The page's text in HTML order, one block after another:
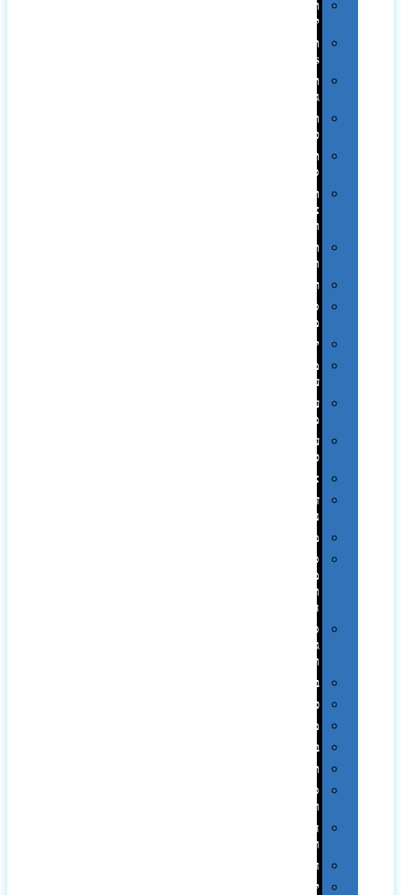
תיקים
לכנסים
תיקי
Swiss
תיקי
תיקי
טיולים
תיקי
ספורט
תיקי
ומכתביות
תערוכות
וכנסים
רמקולים
סוכריות
ממותגות
יודאיקה
מארזי
עטים
עטי
מתכת
עטי
פלסטיק
אוזניות
זכרונות
ניידים
מפצלים
סביבת
מחשב
וציוד
היקפי
סוללות
גיבוי
ומטענים
ביגוד
כובעים
מגבות
בקבוקים
תרמי
ספלים
וכוסות
הוקרה
ואומנות
חגים
יין